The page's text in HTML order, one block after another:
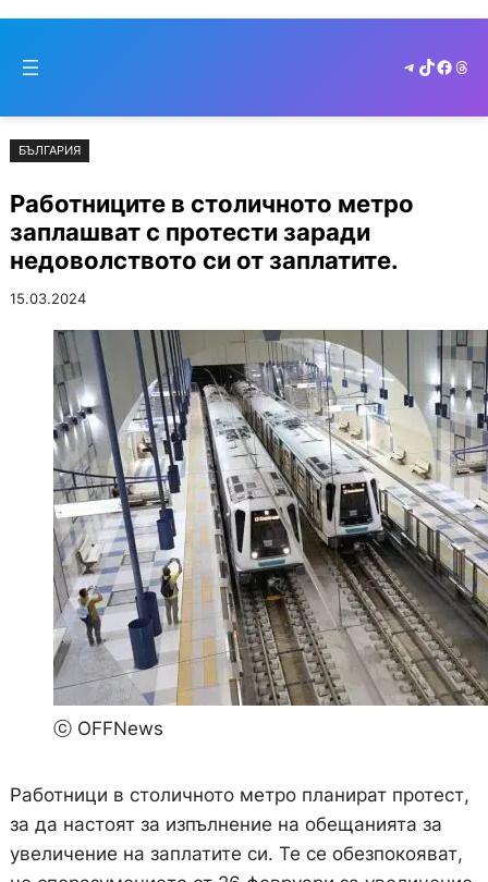
съдържанието
to
Telegram
TikTok
БЪЛГАРИЯ
Работниците в столичното метро
заплашват с протести заради
недоволството си от заплатите.
15.03.2024
ⓒ OFFNews
Работници в столичното метро планират протест,
за да настоят за изпълнение на обещанията за
увеличение на заплатите си. Те се обезпокояват,